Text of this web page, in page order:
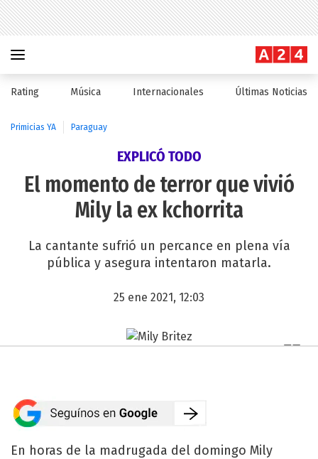
Rating Música Internacionales Últimas Noticias
Primicias YA Paraguay
EXPLICÓ TODO
El momento de terror que vivió
Mily la ex kchorrita
La cantante sufrió un percance en plena vía
pública y asegura intentaron matarla.
25 ene 2021, 12:03
En horas de la madrugada del domingo Mily